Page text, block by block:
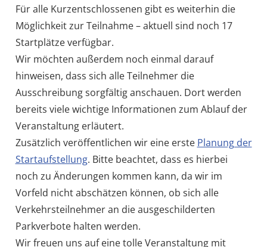
Für alle Kurzentschlossenen gibt es weiterhin die
Möglichkeit zur Teilnahme – aktuell sind noch 17
Startplätze verfügbar.
Wir möchten außerdem noch einmal darauf
hinweisen, dass sich alle Teilnehmer die
Ausschreibung sorgfältig anschauen. Dort werden
bereits viele wichtige Informationen zum Ablauf der
Veranstaltung erläutert.
Zusätzlich veröffentlichen wir eine erste Planung der
Startaufstellung. Bitte beachtet, dass es hierbei
noch zu Änderungen kommen kann, da wir im
Vorfeld nicht abschätzen können, ob sich alle
Verkehrsteilnehmer an die ausgeschilderten
Parkverbote halten werden.
Wir freuen uns auf eine tolle Veranstaltung mit